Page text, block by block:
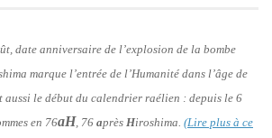
date anniversaire de l’explosion de la bombe
marque l’entrée de l’Humanité dans l’âge de
aussi le début du calendrier raélien : depuis le 6
en 76aH , 76 après Hiroshima. (Lire plus à ce